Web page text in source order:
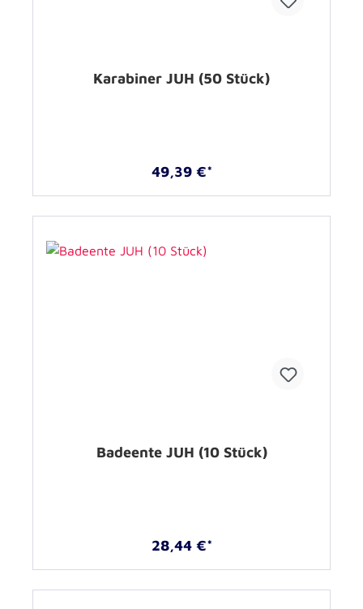
Karabiner JUH (50 Stück)
49,39 €*
Badeente JUH (10 Stück)
28,44 €*